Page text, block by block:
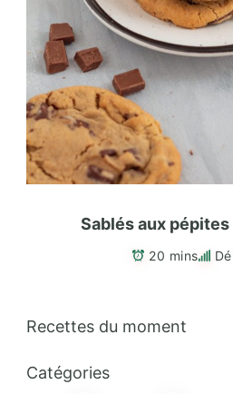
Sablés aux
20 mins
Recettes du moment
Catégories